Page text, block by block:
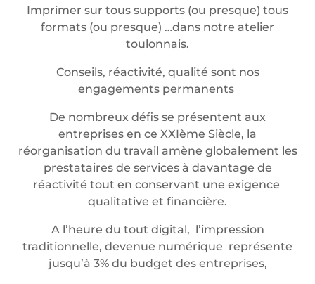
Imprimer sur tous supports (ou presque) tous
formats (ou presque) …dans notre atelier
toulonnais.
Conseils, réactivité, qualité sont nos
engagements permanents
De nombreux défis se présentent aux
entreprises en ce XXIème Siècle, la
réorganisation du travail amène globalement les
prestataires de services à davantage de
réactivité tout en conservant une exigence
qualitative et financière.
A l’heure du tout digital, l’impression
traditionnelle, devenue numérique représente
jusqu’à 3% du budget des entreprises,